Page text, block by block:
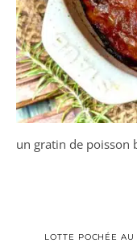
un gratin de
LOTTE POCHÉE